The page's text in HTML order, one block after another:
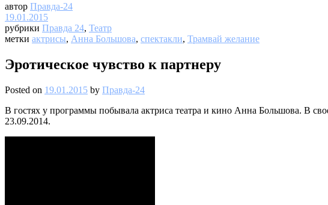
автор Правда-24
19.01.2015
рубрики Правда 24, Театр
метки актрисы, Анна Большова, спектакли, Трамвай желание
Эротическое чувство к партнеру
Posted on 19.01.2015 by Правда-24
В гостях у программы побывала актриса театра и кино Анна Большова. В
23.09.2014.